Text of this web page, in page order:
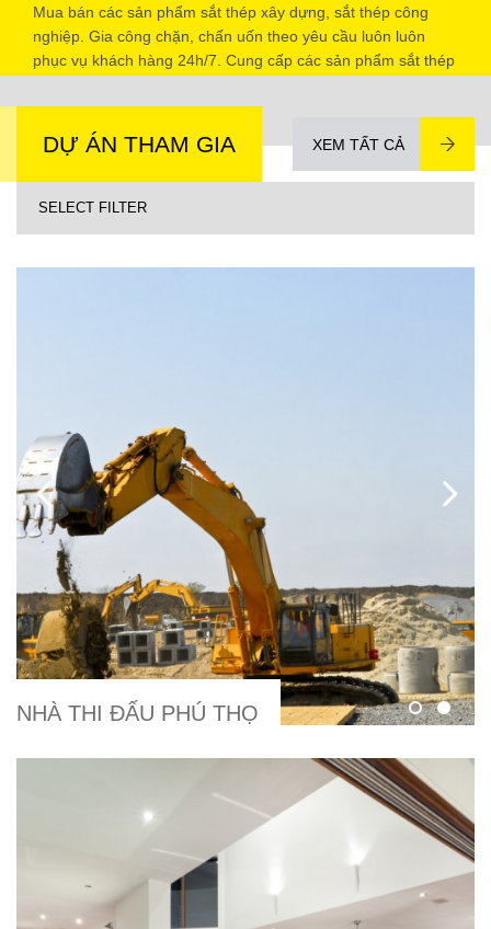
Mua bán các sản phẩm sắt thép xây dựng, sắt thép công
nghiệp. Gia công chặn, chấn uốn theo yêu cầu luôn luôn
phục vụ khách hàng 24h/7. Cung cấp các sản phẩm sắt thép
DỰ ÁN THAM GIA XEM TẤT CẢ
SELECT FILTER
NHÀ THI ĐẤU PHÚ THỌ